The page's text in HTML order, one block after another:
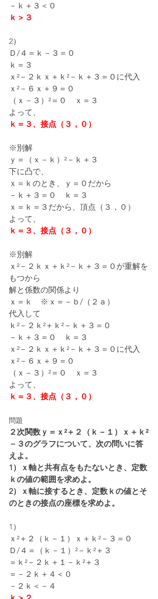
－ｋ＋３＜０
ｋ＞３
2）
Ｄ/４＝ｋ－３＝０
ｋ＝３
ｘ²－２ｋｘ＋ｋ²－ｋ＋３＝０に代入
ｘ²－６ｘ＋９＝０
（ｘ－３）²＝０　ｘ＝３
よって、
ｋ＝３、接点（３，０）
※別解
ｙ＝（ｘ－ｋ）²－ｋ＋３
下に凸で、
ｘ＝ｋのとき、ｙ＝０だから
－ｋ＋３＝０　ｋ＝３
ｘ＝ｋ＝３だから、頂点（３，０）
よって、
ｋ＝３、接点（３，０）
※別解
ｘ²－２ｋｘ＋ｋ²－ｋ＋３＝０が重解を
もつから
解と係数の関係より
ｘ＝ｋ　※ｘ＝－ｂ/（２ａ）
代入して
ｋ²－２ｋ²＋ｋ²－ｋ＋３＝０
－ｋ＋３＝０　ｋ＝３
ｘ²－２ｋｘ＋ｋ²－ｋ＋３＝０に代入
ｘ²－６ｘ＋９＝０
（ｘ－３）²＝０　ｘ＝３
よって、
ｋ＝３、接点（３，０）
問題
２次関数ｙ＝ｘ²＋２（ｋ－１）ｘ＋ｋ²
－３のグラフについて、次の問いに答
えよ。
1）ｘ軸と共有点をもたないとき、定数
ｋの値の範囲を求めよ。
2）ｘ軸に接するとき、定数ｋの値とそ
のときの接点の座標を求めよ。
1）
ｘ²＋２（ｋ－１）ｘ＋ｋ²－３＝０
Ｄ/４＝（ｋ－１）²－ｋ²＋３
＝ｋ²－２ｋ＋１－ｋ²＋３
＝－２ｋ＋４＜０
－２ｋ＜－４